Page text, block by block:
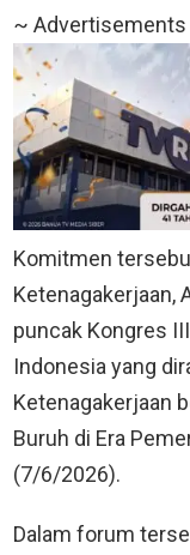
~
Komitmen
Ketenagakerjaan,
puncak Kongres
Indonesia yang
Ketenagakerjaan
Buruh di Era
(7/6/2026).
Dalam forum